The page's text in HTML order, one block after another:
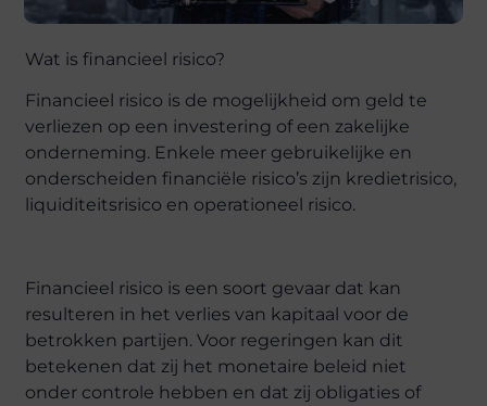
Wat is financieel risico?
Financieel risico is de mogelijkheid om geld te
verliezen op een investering of een zakelijke
onderneming. Enkele meer gebruikelijke en
onderscheiden financiële risico’s zijn kredietrisico,
liquiditeitsrisico en operationeel risico.
Financieel risico is een soort gevaar dat kan
resulteren in het verlies van kapitaal voor de
betrokken partijen. Voor regeringen kan dit
betekenen dat zij het monetaire beleid niet
onder controle hebben en dat zij obligaties of